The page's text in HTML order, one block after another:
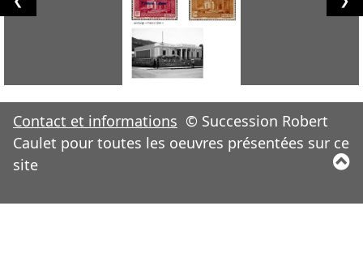
Contact et informations © Succession Robert
Caulet pour toutes les oeuvres présentées sur ce
site